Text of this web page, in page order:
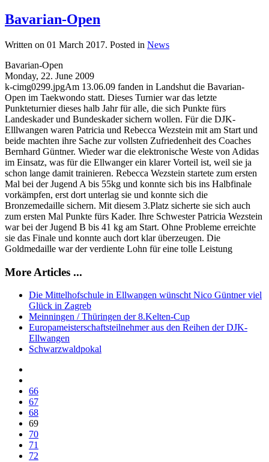
Bavarian-Open
Written on 01 March 2017. Posted in News
Bavarian-Open
Monday, 22. June 2009
k-cimg0299.jpgAm 13.06.09 fanden in Landshut die Bavarian-
Open im Taekwondo statt. Dieses Turnier war das letzte
Punkteturnier dieses halb Jahr für alle, die sich Punkte fürs
Landeskader und Bundeskader sichern wollen. Für die DJK-
Elllwangen waren Patricia und Rebecca Wezstein mit am Start und
beide machten ihre Sache zur vollsten Zufriedenheit des Coaches
Bernhard Güntner. Wieder war die elektronische Weste von Adidas
im Einsatz, was für die Ellwanger ein klarer Vorteil ist, weil sie ja
schon lange damit trainieren. Rebecca Wezstein startete zum ersten
Mal bei der Jugend A bis 55kg und konnte sich bis ins Halbfinale
vorkämpfen, erst dort unterlag sie und konnte sich die
Bronzemedaille sichern. Mit diesem 3.Platz sicherte sie sich auch
zum ersten Mal Punkte fürs Kader. Ihre Schwester Patricia Wezstein
war bei der Jugend B bis 41 kg am Start. Ohne Probleme erreichte
sie das Finale und konnte auch dort klar überzeugen. Die
Goldmedaille war der verdiente Lohn für eine tolle Leistung
More Articles ...
Die Mittelhofschule in Ellwangen wünscht Nico Güntner viel
Glück in Zagreb
Meinningen / Thüringen der 8.Kelten-Cup
Europameisterschaftsteilnehmer aus den Reihen der DJK-
Ellwangen
Schwarzwaldpokal
66
67
68
69
70
71
72